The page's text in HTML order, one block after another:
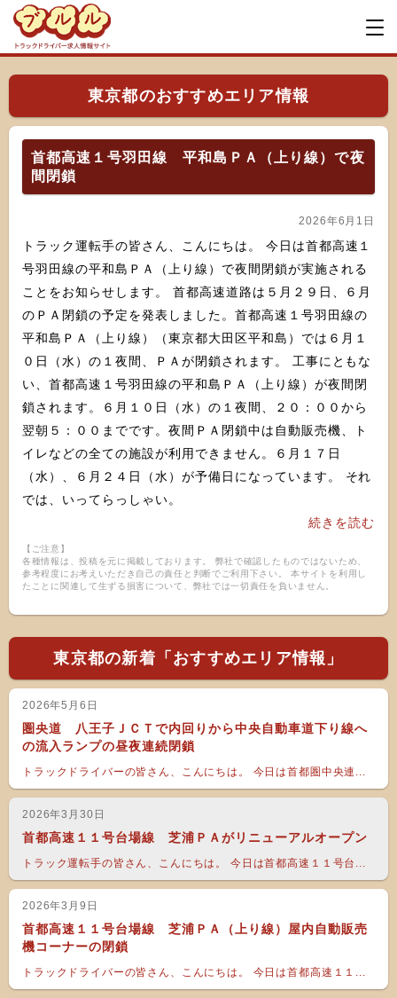
東京都のおすすめエリア情報
首都高速１号羽田線 平和島ＰＡ（上り線）で夜
間閉鎖
2026年6月1日
トラック運転手の皆さん、こんにちは。 今日は首都高速１
号羽田線の平和島ＰＡ（上り線）で夜間閉鎖が実施される
ことをお知らせします。 首都高速道路は５月２９日、６月
のＰＡ閉鎖の予定を発表しました。首都高速１号羽田線の
平和島ＰＡ（上り線）（東京都大田区平和島）では６月１
０日（水）の１夜間、ＰＡが閉鎖されます。 工事にともな
い、首都高速１号羽田線の平和島ＰＡ（上り線）が夜間閉
鎖されます。６月１０日（水）の１夜間、２０：００から
翌朝５：００までです。夜間ＰＡ閉鎖中は自動販売機、ト
イレなどの全ての施設が利用できません。６月１７日
（水）、６月２４日（水）が予備日になっています。 それ
では、いってらっしゃい。
続きを読む
【ご注意】
各種情報は、投稿を元に掲載しております。 弊社で確認したものではないため、
参考程度にお考えいただき自己の責任と判断でご利用下さい。 本サイトを利用し
たことに関連して生ずる損害について、弊社では一切責任を負いません。
東京都の新着「おすすめエリア情報」
2026年5月6日
圏央道 八王子ＪＣＴで内回りから中央自動車道下り線へ
の流入ランプの昼夜連続閉鎖
トラックドライバーの皆さん、こんにちは。 今日は首都圏中央連...
2026年3月30日
首都高速１１号台場線 芝浦ＰＡがリニューアルオープン
トラック運転手の皆さん、こんにちは。 今日は首都高速１１号台...
2026年3月9日
首都高速１１号台場線 芝浦ＰＡ（上り線）屋内自動販売
機コーナーの閉鎖
トラックドライバーの皆さん、こんにちは。 今日は首都高速１１...